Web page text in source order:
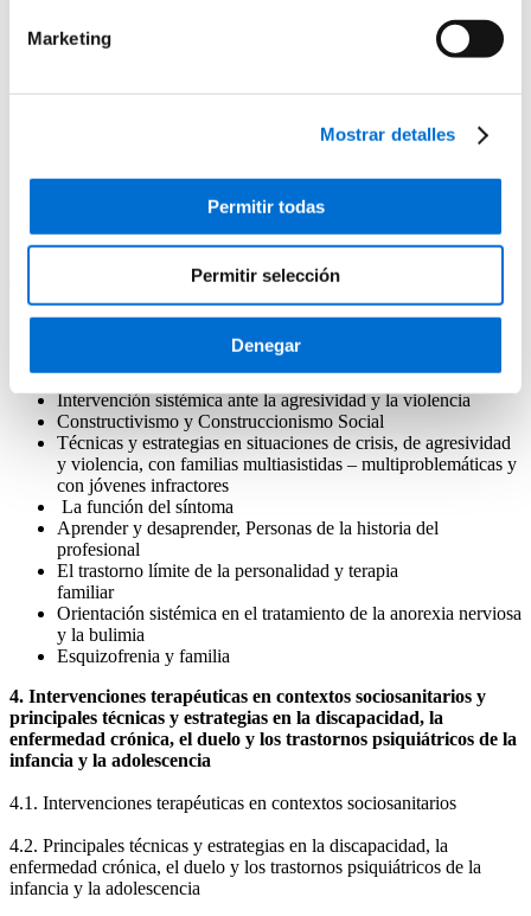
Marketing
Mostrar detalles
Permitir todas
Permitir selección
Denegar
Trastornos depresivos y familia
familias multiasistidas – multiproblemáticas, con jóvenes
infractores, y en situaciones con agresividad y violencia
3.2. Principales técnicas y estrategias en situaciones de crisis con
familias multiasistidas – multiproblemáticas, con jóvenes infractores,
y en situaciones con agresividad y violencia
Intervención en
crisis
Terapia familiar en familias multiasistidas –
multiproblemáticas
Intervención sistémica ante la agresividad y la violencia
Constructivismo y Construccionismo Social
Técnicas y estrategias en situaciones de crisis, de agresividad
y violencia, con familias multiasistidas – multiproblemáticas y
con jóvenes infractores
La función del síntoma
Aprender y desaprender, Personas de la historia del
profesional
El trastorno límite de la personalidad y terapia
familiar
Orientación sistémica en el tratamiento de la anorexia nerviosa
y la bulimia
Esquizofrenia y familia
4. Intervenciones terapéuticas en contextos sociosanitarios y
principales técnicas y estrategias en la discapacidad, la
enfermedad crónica, el duelo y los trastornos psiquiátricos de la
infancia y la adolescencia
4.1. Intervenciones terapéuticas en contextos sociosanitarios
4.2. Principales técnicas y estrategias en la discapacidad, la
enfermedad crónica, el duelo y los trastornos psiquiátricos de la
infancia y la adolescencia